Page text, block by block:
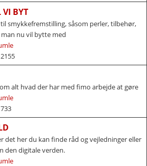
VI BYT
smykkefremstilling, såsom perler, tilbehør,
nu vil bytte med
2155
alt hvad der har med fimo arbejde at gøre
733
det her du kan finde råd og vejledninger eller
den digitale verden.